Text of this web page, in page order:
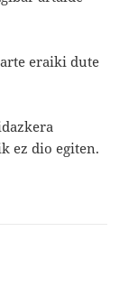
eraiki dute
ez dio egiten.